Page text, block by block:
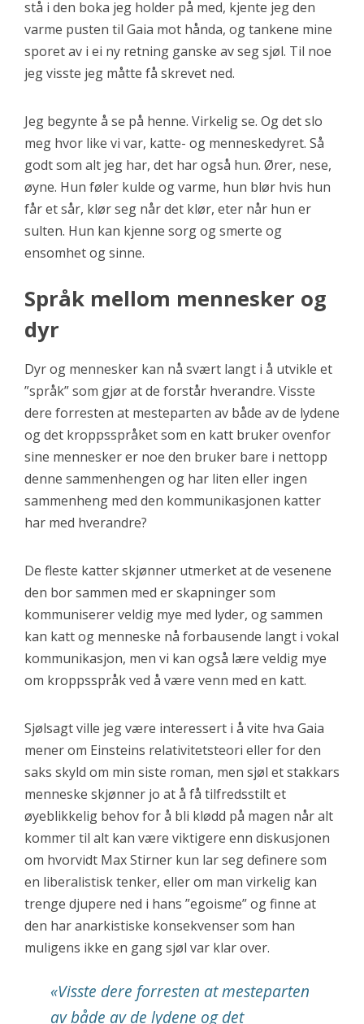
stå i den boka jeg holder på med, kjente jeg den
varme pusten til Gaia mot hånda, og tankene mine
sporet av i ei ny retning ganske av seg sjøl. Til noe
jeg visste jeg måtte få skrevet ned.
Jeg begynte å se på henne. Virkelig se. Og det slo
meg hvor like vi var, katte- og menneskedyret. Så
godt som alt jeg har, det har også hun. Ører, nese,
øyne. Hun føler kulde og varme, hun blør hvis hun
får et sår, klør seg når det klør, eter når hun er
sulten. Hun kan kjenne sorg og smerte og
ensomhet og sinne.
Språk mellom mennesker og
dyr
Dyr og mennesker kan nå svært langt i å utvikle et
”språk” som gjør at de forstår hverandre. Visste
dere forresten at mesteparten av både av de lydene
og det kroppsspråket som en katt bruker ovenfor
sine mennesker er noe den bruker bare i nettopp
denne sammenhengen og har liten eller ingen
sammenheng med den kommunikasjonen katter
har med hverandre?
De fleste katter skjønner utmerket at de vesenene
den bor sammen med er skapninger som
kommuniserer veldig mye med lyder, og sammen
kan katt og menneske nå forbausende langt i vokal
kommunikasjon, men vi kan også lære veldig mye
om kroppsspråk ved å være venn med en katt.
Sjølsagt ville jeg være interessert i å vite hva Gaia
mener om Einsteins relativitetsteori eller for den
saks skyld om min siste roman, men sjøl et stakkars
menneske skjønner jo at å få tilfredsstilt et
øyeblikkelig behov for å bli klødd på magen når alt
kommer til alt kan være viktigere enn diskusjonen
om hvorvidt Max Stirner kun lar seg definere som
en liberalistisk tenker, eller om man virkelig kan
trenge djupere ned i hans ”egoisme” og finne at
den har anarkistiske konsekvenser som han
muligens ikke en gang sjøl var klar over.
«Visste dere forresten at mesteparten
av både av de lydene og det